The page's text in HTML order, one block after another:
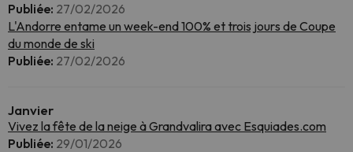
Publiée: 27/02/2026
L'Andorre entame un week-end 100% et trois jours de Coupe
du monde de ski
Publiée: 27/02/2026
Janvier
Vivez la fête de la neige à Grandvalira avec Esquiades.com
Publiée: 29/01/2026